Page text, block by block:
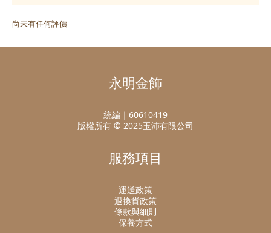
尚未有任何評價
永明金飾
統編｜60610419
版權所有 © 2025玉沛有限公司
服務項目
運送政策
退換貨政策
條款與細則
保養方式